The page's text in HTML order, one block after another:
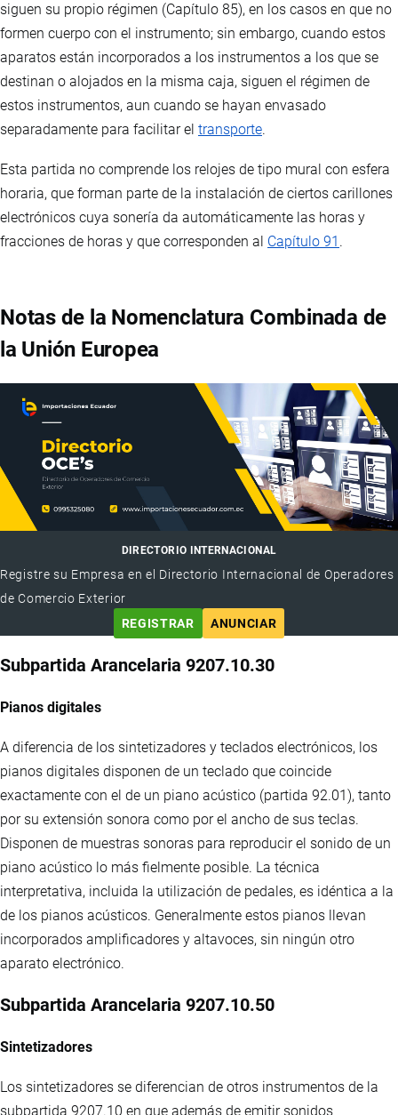
siguen su propio régimen (Capítulo 85), en los casos en que no
formen cuerpo con el instrumento; sin embargo, cuando estos
aparatos están incorporados a los instrumentos a los que se
destinan o alojados en la misma caja, siguen el régimen de
estos instrumentos, aun cuando se hayan envasado
separadamente para facilitar el transporte.
Esta partida no comprende los relojes de tipo mural con esfera
horaria, que forman parte de la instalación de ciertos carillones
electrónicos cuya sonería da automáticamente las horas y
fracciones de horas y que corresponden al Capítulo 91 .
Notas de la Nomenclatura Combinada de
la Unión Europea
DIRECTORIO INTERNACIONAL
Registre su Empresa en el Directorio Internacional de Operadores
de Comercio Exterior
REGISTRAR
ANUNCIAR
Subpartida Arancelaria 9207.10.30
Pianos digitales
A diferencia de los sintetizadores y teclados electrónicos, los
pianos digitales disponen de un teclado que coincide
exactamente con el de un piano acústico (partida 92.01), tanto
por su extensión sonora como por el ancho de sus teclas.
Disponen de muestras sonoras para reproducir el sonido de un
piano acústico lo más fielmente posible. La técnica
interpretativa, incluida la utilización de pedales, es idéntica a la
de los pianos acústicos. Generalmente estos pianos llevan
incorporados amplificadores y altavoces, sin ningún otro
aparato electrónico.
Subpartida Arancelaria 9207.10.50
Sintetizadores
Los sintetizadores se diferencian de otros instrumentos de la
subpartida 9207.10 en que además de emitir sonidos